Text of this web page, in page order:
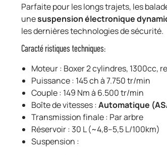
Parfaite pour les longs trajets, les
unesuspension électronique
les dernières technologies de sécurité.
Caractéristiques techniques:
Moteur : Boxer 2 cylindres, 1300cc,
Puissance : 145 ch à 7.750 tr/min
Couple : 149 Nm à 6.500 tr/min
Boîte de vitesses :Automatique
Transmission finale : Par arbre
Réservoir : 30 L (~4,8–5,5 L/100km)
Suspension :